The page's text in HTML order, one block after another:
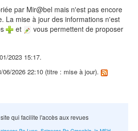
par Mir@bel mais n'est pas encore
La mise à jour des informations n'est
et
vous permettent de proposer
2023 15:17.
2026 22:10 (titre : mise à jour).
qui facilite l'accès aux revues